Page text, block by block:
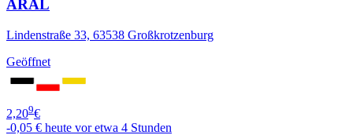
ARAL
Lindenstraße 33, 63538 Großkrotzenburg
Geöffnet
2,209€
-0,05 € heute vor etwa 4 Stunden